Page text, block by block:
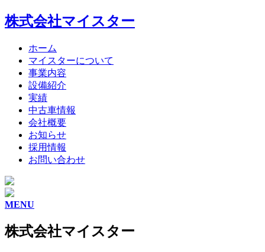
株式会社マイスター
ホーム
マイスターについて
事業内容
設備紹介
実績
中古車情報
会社概要
お知らせ
採用情報
お問い合わせ
MENU
株式会社マイスター